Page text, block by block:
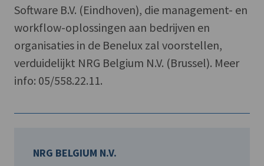
Software B.V. (Eindhoven), die management- en
workflow-oplossingen aan bedrijven en
organisaties in de Benelux zal voorstellen,
verduidelijkt NRG Belgium N.V. (Brussel). Meer
info: 05/558.22.11.
NRG BELGIUM N.V.